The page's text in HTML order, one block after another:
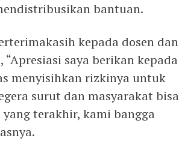
bantuan.
kepada dosen dan
saya berikan kepada
menyisihkan rizkinya untuk
surut dan masyarakat bisa
terakhir, kami bangga